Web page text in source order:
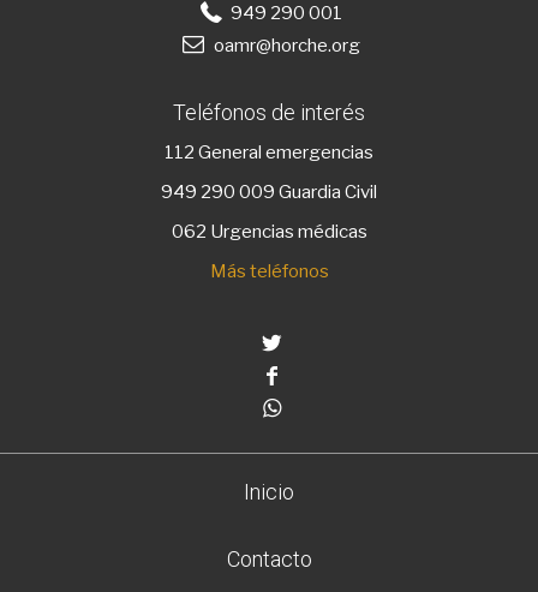
949 290 001
oamr@horche.org
Teléfonos de interés
112 General emergencias
949 290 009 Guardia Civil
062 Urgencias médicas
Más teléfonos
Inicio
Contacto